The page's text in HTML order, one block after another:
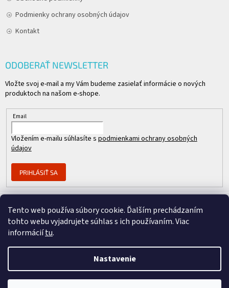
Tento web používa súbory cookie. Ďalším prechádzaním
tohto webu vyjadrujete súhlas s ich používaním. Viac
informáciítu.
Nastavenie
Podmienky ochrany osobných údajov
Kontakt
ODOBERAŤ NEWSLETTER
Vložte svoj e-mail a my Vám budeme zasielať informácie o nových
produktoch na našom e-shope.
Email
Vložením e-mailu súhlasíte s podmienkami ochrany osobných
údajov
PRIHLÁSIŤ SA
Člen skupiny
REPASOVANÉ CISCO. Všetky práva vyhradené.